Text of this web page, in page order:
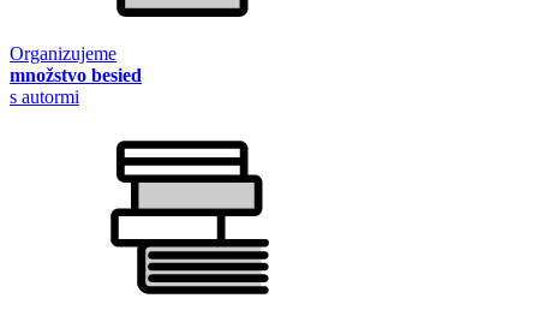
Organizujeme
množstvo besied
s autormi